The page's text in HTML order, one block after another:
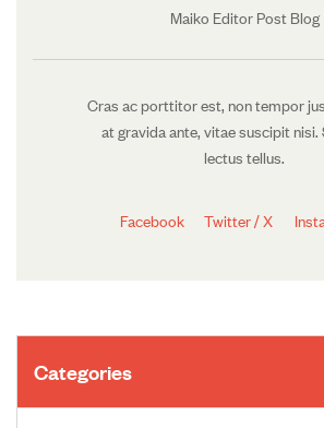
Maiko Editor Post Blog
Cras ac porttitor est, non tempor
at gravida ante, vitae suscipit nisi.
lectus tellus.
Facebook Twitter / X
Categories